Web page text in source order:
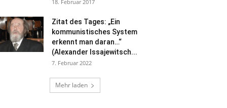
18. Februar 2017
Zitat des Tages: „Ein
kommunistisches System
erkennt man daran…“
(Alexander Issajewitsch...
7. Februar 2022
Mehr laden